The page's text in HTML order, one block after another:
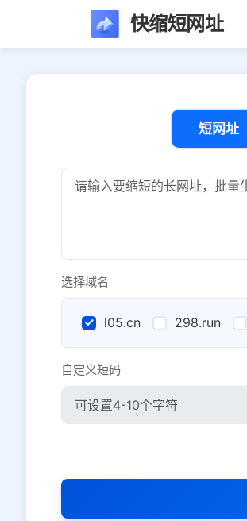
快缩短网址
短网址
选择域名
l05.cn 298.run
自定义短码
社交平台 电商平台
选择防红平台类型，避免链接被拦截